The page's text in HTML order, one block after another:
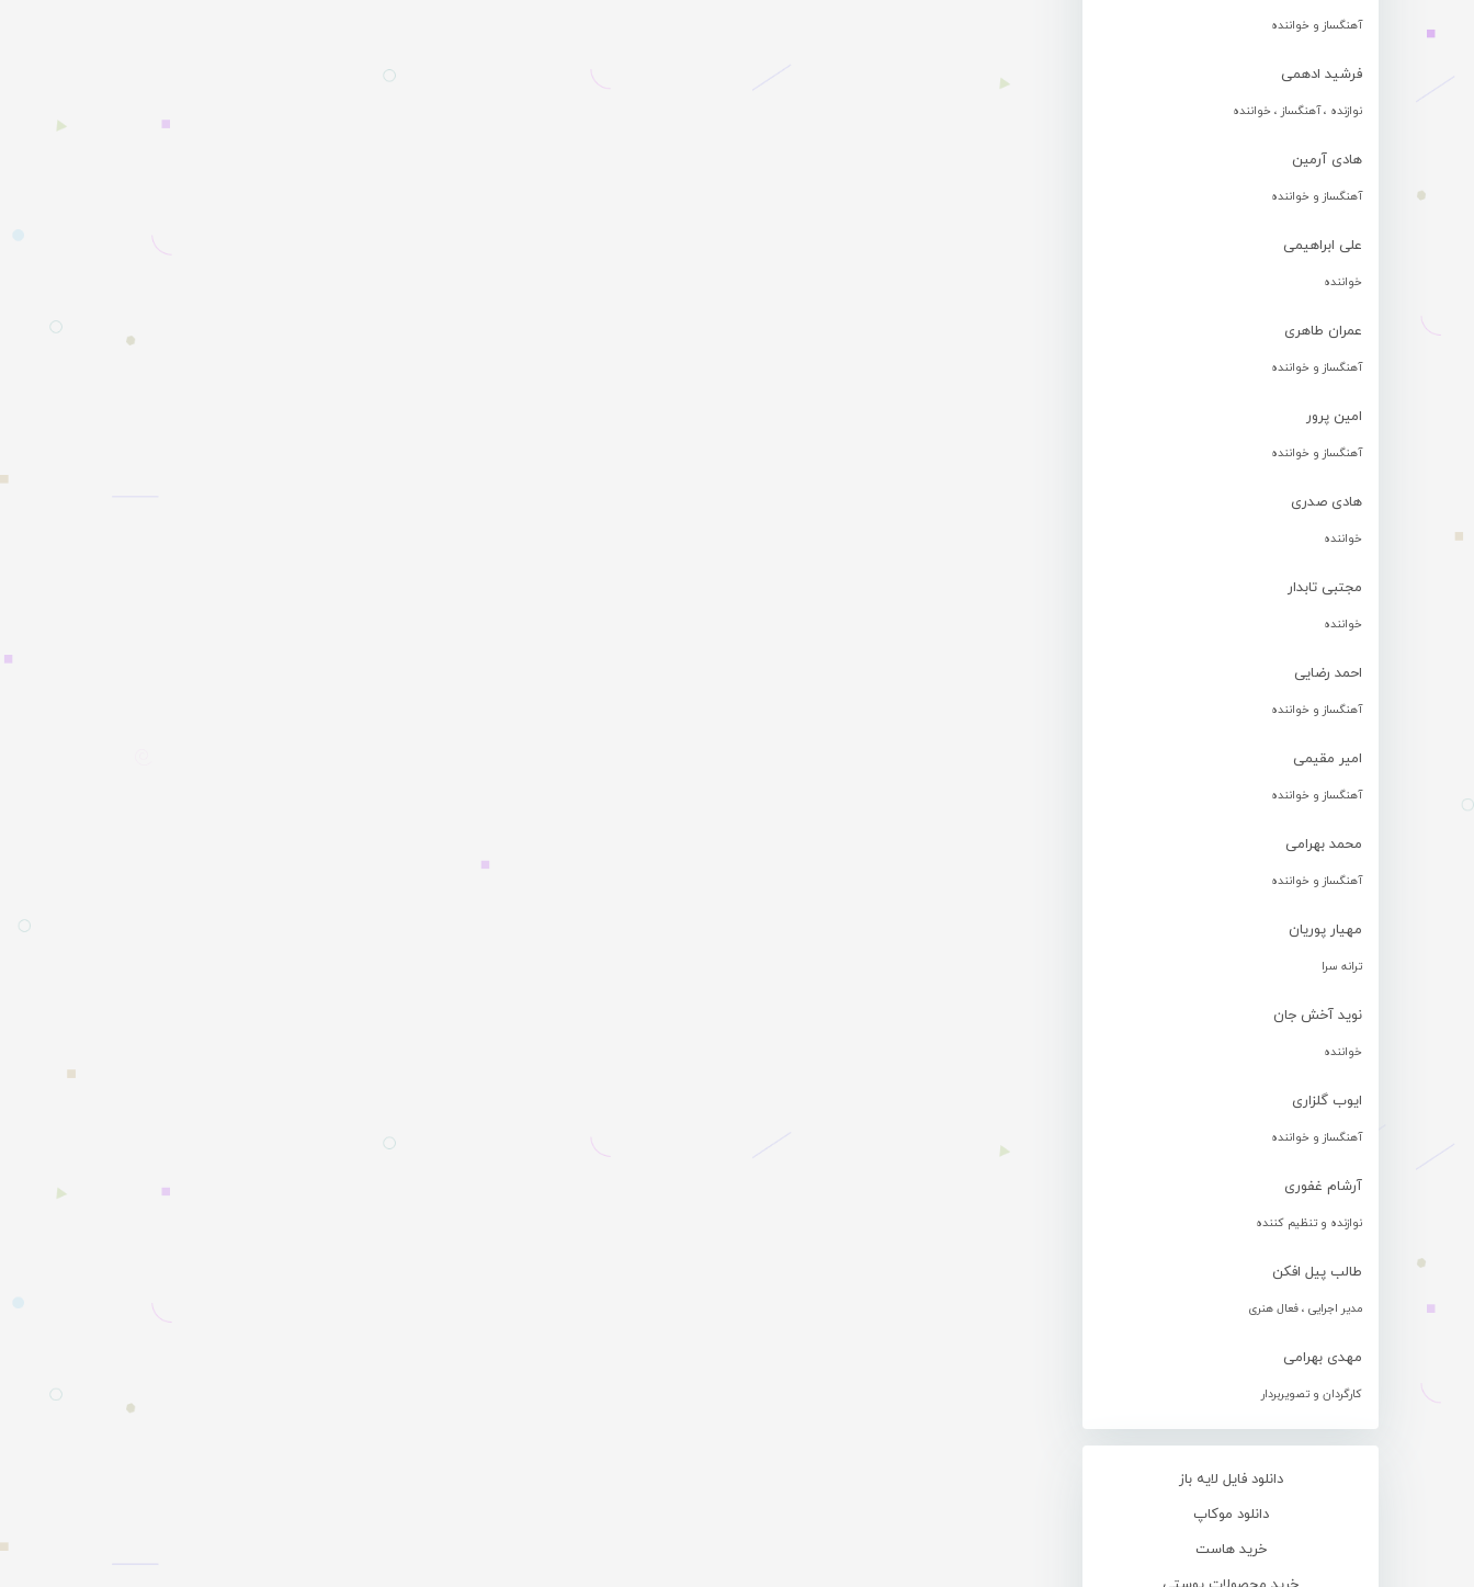
آهنگساز و خواننده
فرشید ادهمی
نوازنده ، آهنگساز ، خواننده
هادی آرمین
آهنگساز و خواننده
علی ابراهیمی
خواننده
عمران طاهری
آهنگساز و خواننده
امین پرور
آهنگساز و خواننده
هادی صدری
خواننده
مجتبی تابدار
خواننده
احمد رضایی
آهنگساز و خواننده
امیر مقیمی
آهنگساز و خواننده
محمد بهرامی
آهنگساز و خواننده
مهیار پوریان
ترانه سرا
نوید آخش جان
خواننده
ایوب گلزاری
آهنگساز و خواننده
آرشام غفوری
نوازنده و تنظیم کننده
طالب پیل افکن
مدیر اجرایی ، فعال هنری
مهدی بهرامی
کارگردان و تصویربردار
دانلود فایل لایه باز
دانلود موکاپ
خرید هاست